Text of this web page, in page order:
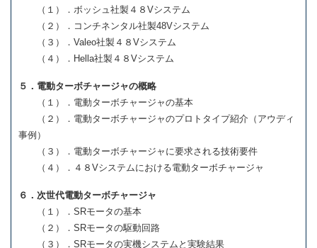
（１）．ボッシュ社製４８Vシステム
（２）．コンチネンタル社製48Vシステム
（３）．Valeo社製４８Vシステム
（４）．Hella社製４８Vシステム
５．電動ターボチャージャの概略
（１）．電動ターボチャージャの基本
（２）．電動ターボチャージャのプロトタイプ紹介（アウディ
事例）
（３）．電動ターボチャージャに要求される技術要件
（４）．４８Vシステムにおける電動ターボチャージャ
６．次世代電動ターボチャージャ
（１）．SRモータの基本
（２）．SRモータの駆動回路
（３）．SRモータの実機システムと実験結果